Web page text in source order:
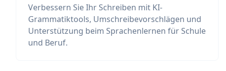
Verbessern Sie Ihr Schreiben mit KI-
Grammatiktools, Umschreibevorschlägen und
Unterstützung beim Sprachenlernen für Schule
und Beruf.